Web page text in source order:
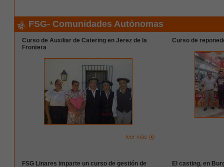
FSG- Comunidades Autónomas
Curso de Auxiliar de Catering en Jerez de la
Frontera
leer más
Curso de
FSG Linares imparte un curso de gestión de
El casting, en